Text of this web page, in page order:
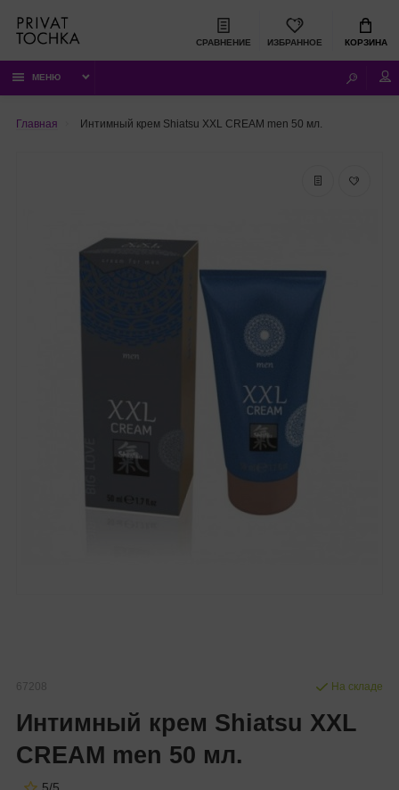
СРАВНЕНИЕ ИЗБРАННОЕ КОРЗИНА
МЕНЮ
Главная Интимный крем Shiatsu XXL CREAM men 50 мл.
67208
Интимный крем Shiatsu XXL
CREAM men 50 мл.
5/5
На складе